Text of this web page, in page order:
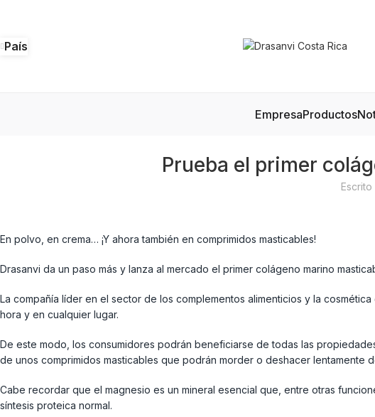
País
EmpresaProductos
Prueba el primer
En polvo, en crema… ¡Y ahora también en comprimidos masticables!
Drasanvi da un paso más y lanza al mercado el primer colágeno marino
La compañía líder en el sector de los complementos alimenticios y la
hora y en cualquier lugar.
De este modo, los consumidores podrán beneficiarse de todas las
de unos comprimidos masticables que podrán morder o deshacer lentamente
Cabe recordar que el magnesio es un mineral esencial que, entre otras
síntesis proteica normal.